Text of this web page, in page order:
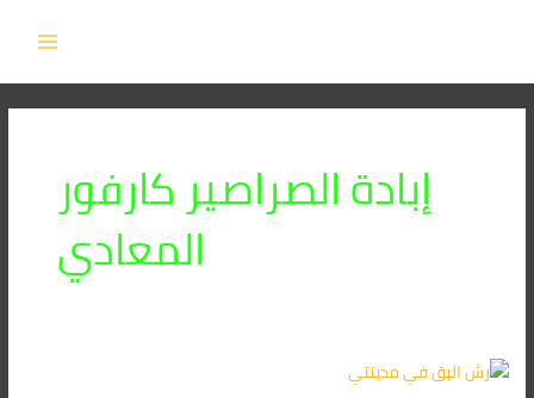
إبادة الصراصير كارفور
المعادي
أفضل